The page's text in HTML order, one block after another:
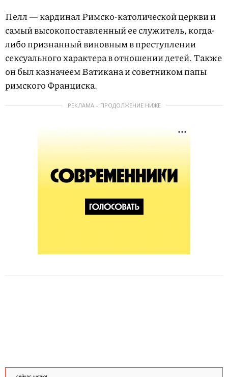
Пелл — кардинал Римско-католической церкви и
самый высокопоставленный ее служитель, когда-
либо признанный виновным в преступлении
сексуального характера в отношении детей. Также
он был казначеем Ватикана и советником папы
римского Франциска.
РЕКЛАМА – ПРОДОЛЖЕНИЕ НИЖЕ